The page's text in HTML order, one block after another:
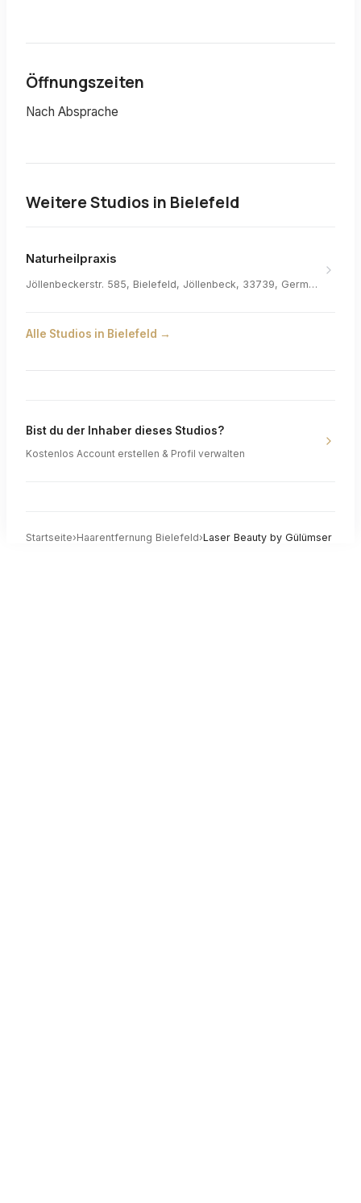
Öffnungszeiten
Nach Absprache
Weitere Studios in Bielefeld
Naturheilpraxis
Jöllenbeckerstr. 585, Bielefeld, Jöllenbeck, 33739, Germany
Alle Studios in Bielefeld →
Bist du der Inhaber dieses Studios?
Kostenlos Account erstellen & Profil verwalten
Startseite›Haarentfernung Bielefeld›Laser Beauty by Gülümser